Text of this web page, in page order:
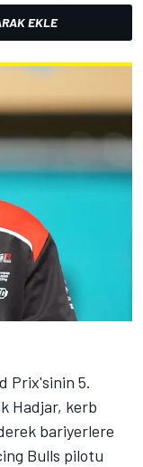
EKLE
Prix'sinin 5.
Hadjar, kerb
bariyerlere
Bulls pilotu